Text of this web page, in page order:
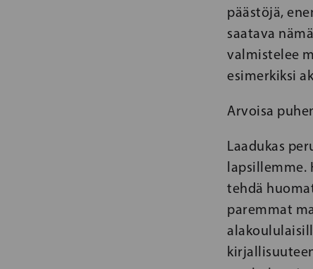
päästöjä,
saatava
valmistelee
esimerkiksi
Arvoisa
Laadukas
lapsillemme.
tehdä
paremmat